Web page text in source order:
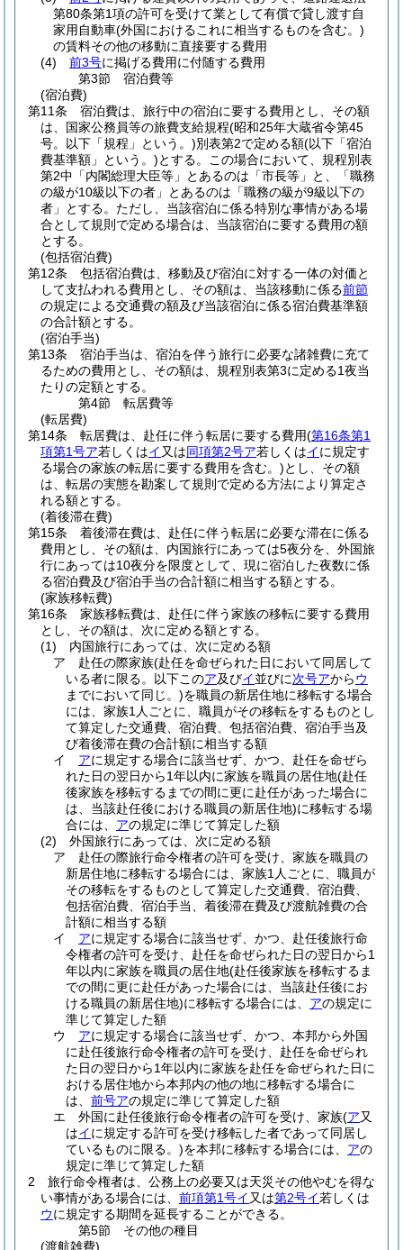
第80条第1項の許可を受けて業として有償で貸し渡す自
家用自動車(外国におけるこれに相当するものを含む。)
の賃料その他の移動に直接要する費用
(4)
前3号に掲げる費用に付随する費用
第3節
宿泊費等
(宿泊費)
第11条
宿泊費は、旅行中の宿泊に要する費用とし、その額
は、国家公務員等の旅費支給規程(昭和25年大蔵省令第45
号。以下「規程」という。)別表第2で定める額(以下「宿泊
費基準額」という。)とする。
この場合において、規程別表
第2中「内閣総理大臣等」とあるのは「市長等」と、「職務
の級が10級以下の者」とあるのは「職務の級が9級以下の
者」とする。 ただし、当該宿泊に係る特別な事情がある場
合として規則で定める場合は、当該宿泊に要する費用の額
とする。
(包括宿泊費)
第12条
包括宿泊費は、移動及び宿泊に対する一体の対価と
して支払われる費用とし、その額は、当該移動に係る前節
の規定による交通費の額及び当該宿泊に係る宿泊費基準額
の合計額とする。
(宿泊手当)
第13条
宿泊手当は、宿泊を伴う旅行に必要な諸雑費に充て
るための費用とし、その額は、規程別表第3に定める1夜当
たりの定額とする。
第4節
転居費等
(転居費)
第14条
転居費は、赴任に伴う転居に要する費用(第16条第1
項第1号ア若しくはイ 又は同項第2号ア若しくはイに規定す
る場合の家族の転居に要する費用を含む。)とし、その額
は、転居の実態を勘案して規則で定める方法により算定さ
れる額とする。
(着後滞在費)
第15条
着後滞在費は、赴任に伴う転居に必要な滞在に係る
費用とし、その額は、内国旅行にあっては5夜分を、外国旅
行にあっては10夜分を限度として、現に宿泊した夜数に係
る宿泊費及び宿泊手当の合計額に相当する額とする。
(家族移転費)
第16条
家族移転費は、赴任に伴う家族の移転に要する費用
とし、その額は、次に定める額とする。
(1)
内国旅行にあっては、次に定める額
ア
赴任の際家族(赴任を命ぜられた日において同居して
いる者に限る。以下このア及びイ並びに次号アからウ
までにおいて同じ。)を職員の新居住地に移転する場合
には、家族1人ごとに、職員がその移転をするものとし
て算定した交通費、宿泊費、包括宿泊費、宿泊手当及
び着後滞在費の合計額に相当する額
イ
アに規定する場合に該当せず、かつ、赴任を命ぜら
れた日の翌日から1年以内に家族を職員の居住地(赴任
後家族を移転するまでの間に更に赴任があった場合に
は、当該赴任後における職員の新居住地)に移転する場
合には、 アの規定に準じて算定した額
(2)
外国旅行にあっては、次に定める額
ア
赴任の際旅行命令権者の許可を受け、家族を職員の
新居住地に移転する場合には、家族1人ごとに、職員が
その移転をするものとして算定した交通費、宿泊費、
包括宿泊費、宿泊手当、着後滞在費及び渡航雑費の合
計額に相当する額
イ
アに規定する場合に該当せず、かつ、赴任後旅行命
令権者の許可を受け、赴任を命ぜられた日の翌日から1
年以内に家族を職員の居住地(赴任後家族を移転するま
での間に更に赴任があった場合には、当該赴任後にお
ける職員の新居住地)に移転する場合には、 アの規定に
準じて算定した額
ウ
アに規定する場合に該当せず、かつ、本邦から外国
に赴任後旅行命令権者の許可を受け、赴任を命ぜられ
た日の翌日から1年以内に家族を赴任を命ぜられた日に
おける居住地から本邦内の他の地に移転する場合に
は、 前号アの規定に準じて算定した額
エ
外国に赴任後旅行命令権者の許可を受け、家族(ア又
はイに規定する許可を受け移転した者であって同居し
ているものに限る。)を本邦に移転する場合には、 アの
規定に準じて算定した額
2
旅行命令権者は、公務上の必要又は天災その他やむを得な
い事情がある場合には、 前項第1号イ 又は第2号イ若しくは
ウに規定する期間を延長することができる。
第5節
その他の種目
(渡航雑費)